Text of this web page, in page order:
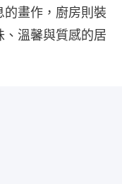
畫作，廚房則裝
溫馨與質感的居